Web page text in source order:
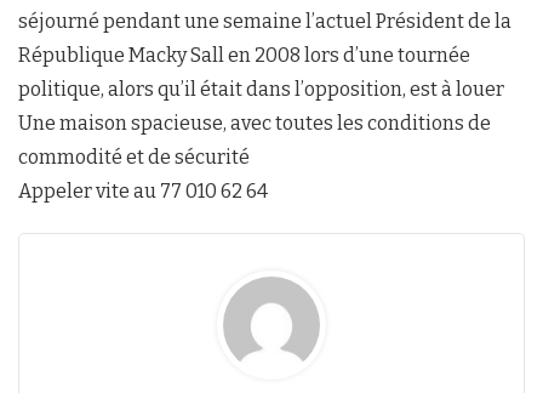
séjourné pendant une semaine l’actuel Président de la
République Macky Sall en 2008 lors d’une tournée
politique, alors qu’il était dans l’opposition, est à louer
Une maison spacieuse, avec toutes les conditions de
commodité et de sécurité
Appeler vite au 77 010 62 64